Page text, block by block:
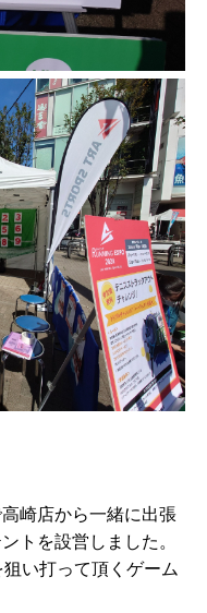
崎店から一緒に出張
トを設営しました。
い打って頂くゲーム